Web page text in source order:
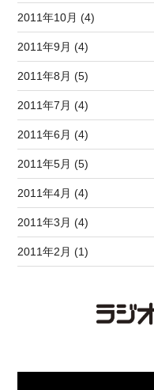
2011年10月 (4)
2011年9月 (4)
2011年8月 (5)
2011年7月 (4)
2011年6月 (4)
2011年5月 (5)
2011年4月 (4)
2011年3月 (4)
2011年2月 (1)